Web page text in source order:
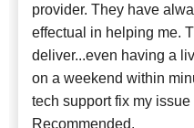
provider. They have
effectual in helping me.
deliver...even having a
on a weekend within
tech support fix my
Recommended.